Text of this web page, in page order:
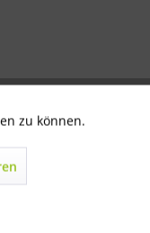
Aktiv
zu können.